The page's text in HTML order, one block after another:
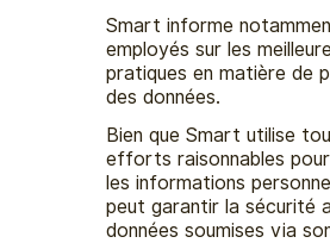
Smart informe
employés sur les
pratiques en matière de
des données.
Bien que Smart utilise
efforts raisonnables
les informations
peut garantir la sécurité
données soumises via